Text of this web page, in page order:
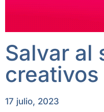
Salvar al
17 julio, 2023